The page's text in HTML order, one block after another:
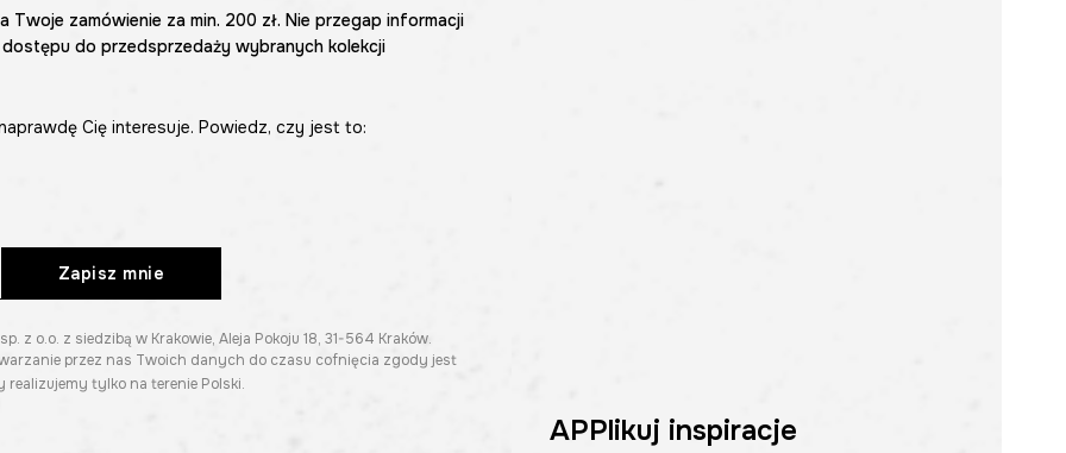
zamówienie za min. 200 zł. Nie przegap informacji
do przedsprzedaży wybranych kolekcji
Cię interesuje. Powiedz, czy jest to:
Zapisz mnie
o.o. z siedzibą w Krakowie, Aleja Pokoju 18, 31-564 Kraków.
przez nas Twoich danych do czasu cofnięcia zgody jest
realizujemy tylko na terenie Polski.
APPlikuj inspiracje